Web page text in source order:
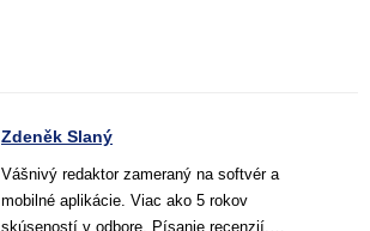
Zdeněk Slaný
Vášnivý redaktor zameraný na softvér a
mobilné aplikácie. Viac ako 5 rokov
skúseností v odbore. Písanie recenzií,